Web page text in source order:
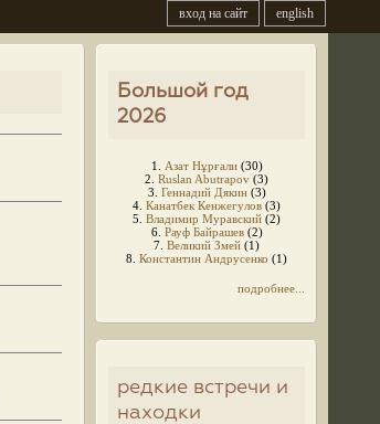
english
вход на сайт
Большой год
2026
1. Азат Нұрғали(30)
2. Ruslan Abutrapov (3)
3. Геннадий Дякин(3)
4. Канатбек Кенжегулов (3)
5. Владимир Муравский (2)
6. Рауф Байрашев(2)
7. Великий Змей (1)
8. Константин Андрусенко (1)
подробнее...
редкие встречи и
находки